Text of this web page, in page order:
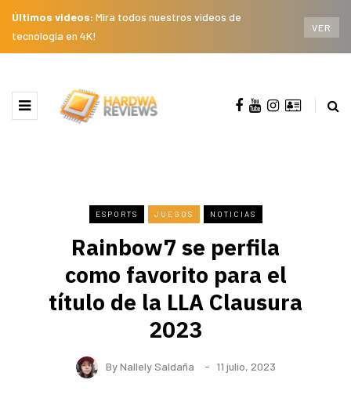
Últimos videos: Mira todos nuestros videos de
tecnología en 4K!
VER
ESPORTS JUEGOS NOTICIAS
Rainbow7 se perfila
como favorito para el
título de la LLA Clausura
2023
ByNallely Saldaña 11 julio, 2023